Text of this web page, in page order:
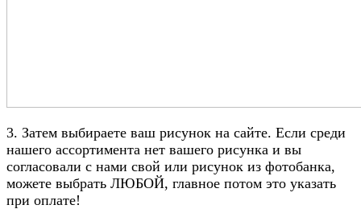
3. Затем выбираете ваш рисунок на сайте. Если среди
нашего ассортимента нет вашего рисунка и вы
согласовали с нами свой или рисунок из фотобанка,
можете выбрать ЛЮБОЙ, главное потом это указать
при оплате!